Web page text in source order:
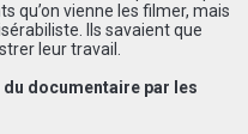
qu’on vienne les filmer, mais
Ils savaient que
leur travail.
documentaire par les